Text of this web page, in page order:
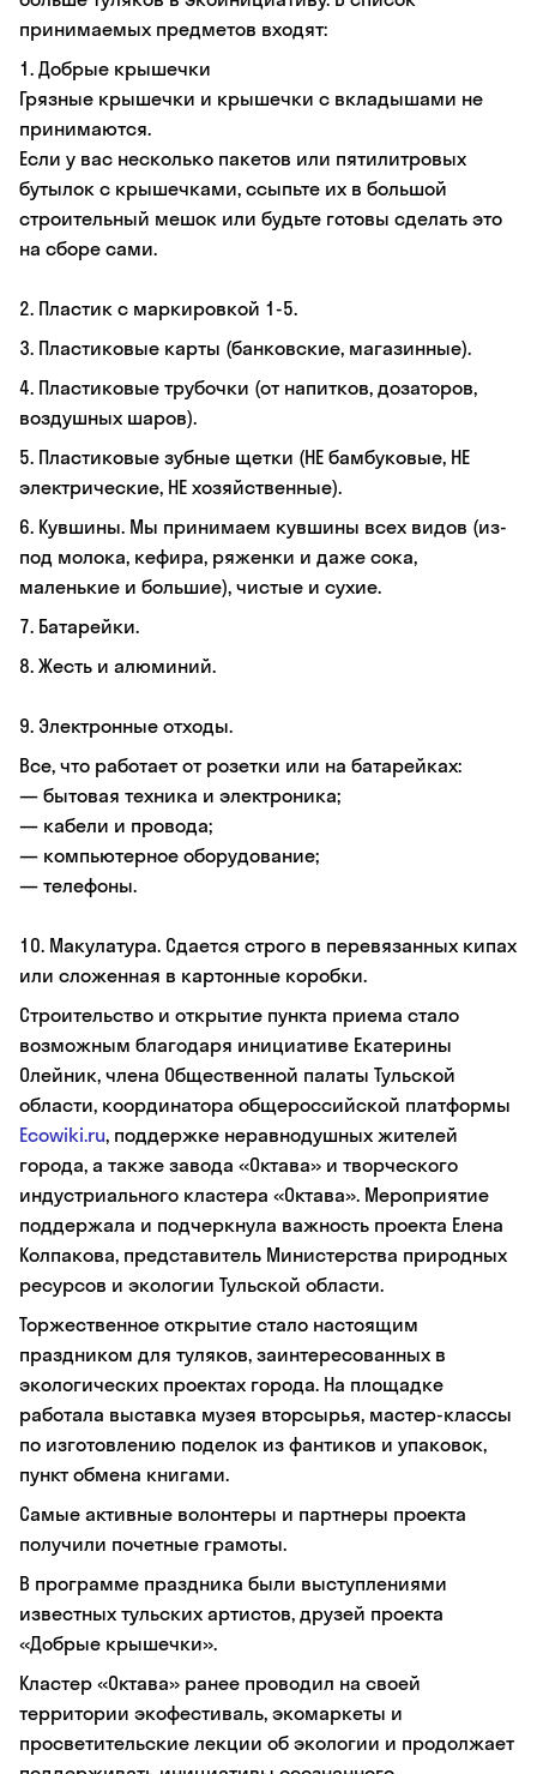
принимаемых предметов входят:
1. Добрые крышечки
Грязные крышечки и крышечки с вкладышами не
принимаются.
Если у вас несколько пакетов или пятилитровых
бутылок с крышечками, ссыпьте их в большой
строительный мешок или будьте готовы сделать это
на сборе сами.
2. Пластик с маркировкой 1-5.
3. Пластиковые карты (банковские, магазинные).
4. Пластиковые трубочки (от напитков, дозаторов,
воздушных шаров).
5. Пластиковые зубные щетки (НЕ бамбуковые, НЕ
электрические, НЕ хозяйственные).
6. Кувшины. Мы принимаем кувшины всех видов (из-
под молока, кефира, ряженки и даже сока,
маленькие и большие), чистые и сухие.
7. Батарейки.
8. Жесть и алюминий.
9. Электронные отходы.
Все, что работает от розетки или на батарейках:
— бытовая техника и электроника;
— кабели и провода;
— компьютерное оборудование;
— телефоны.
10. Макулатура. Сдается строго в перевязанных кипах
или сложенная в картонные коробки.
Строительство и открытие пункта приема стало
возможным благодаря инициативе Екатерины
Олейник, члена Общественной палаты Тульской
области, координатора общероссийской платформы
Ecowiki.ru, поддержке неравнодушных жителей
города, а также завода «Октава» и творческого
индустриального кластера «Октава». Мероприятие
поддержала и подчеркнула важность проекта Елена
Колпакова, представитель Министерства природных
ресурсов и экологии Тульской области.
Торжественное открытие стало настоящим
праздником для туляков, заинтересованных в
экологических проектах города. На площадке
работала выставка музея вторсырья, мастер-классы
по изготовлению поделок из фантиков и упаковок,
пункт обмена книгами.
Самые активные волонтеры и партнеры проекта
получили почетные грамоты.
В программе праздника были выступлениями
известных тульских артистов, друзей проекта
«Добрые крышечки».
Кластер «Октава» ранее проводил на своей
территории экофестиваль, экомаркеты и
просветительские лекции об экологии и продолжает